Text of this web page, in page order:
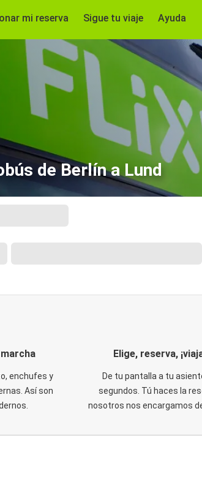
mi reserva Sigue tu viaje Ayuda
de Berlín a Lund
enchufes y
Así son
Elige, reserva,
De tu pantalla a tu
segundos. Tú haces la
nosotros nos encargamos